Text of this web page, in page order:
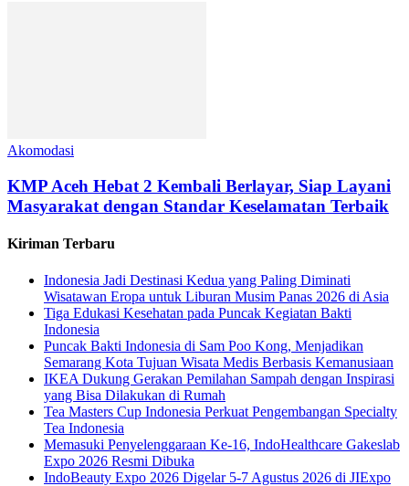
Akomodasi
KMP Aceh Hebat 2 Kembali Berlayar, Siap Layani
Masyarakat dengan Standar Keselamatan Terbaik
Kiriman Terbaru
Indonesia Jadi Destinasi Kedua yang Paling Diminati
Wisatawan Eropa untuk Liburan Musim Panas 2026 di Asia
Tiga Edukasi Kesehatan pada Puncak Kegiatan Bakti
Indonesia
Puncak Bakti Indonesia di Sam Poo Kong, Menjadikan
Semarang Kota Tujuan Wisata Medis Berbasis Kemanusiaan
IKEA Dukung Gerakan Pemilahan Sampah dengan Inspirasi
yang Bisa Dilakukan di Rumah
Tea Masters Cup Indonesia Perkuat Pengembangan Specialty
Tea Indonesia
Memasuki Penyelenggaraan Ke-16, IndoHealthcare Gakeslab
Expo 2026 Resmi Dibuka
IndoBeauty Expo 2026 Digelar 5-7 Agustus 2026 di JIExpo